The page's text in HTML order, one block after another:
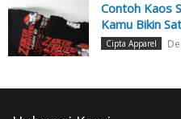
Contoh Kaos
Kamu Bikin
Cipta Apparel